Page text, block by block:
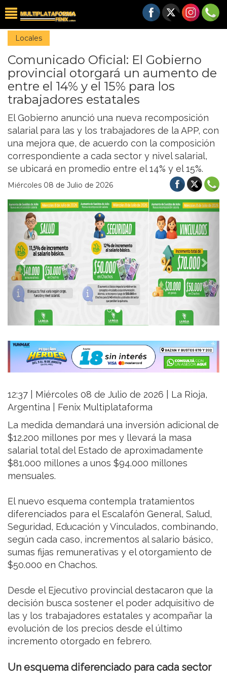
Locales
Comunicado Oficial: El Gobierno
provincial otorgará un aumento de
entre el 14% y el 15% para los
trabajadores estatales
El Gobierno anunció una nueva recomposición
salarial para las y los trabajadores de la APP, con
una mejora que, de acuerdo con la composición
correspondiente a cada sector y nivel salarial,
se ubicará en promedio entre el 14% y el 15%.
Miércoles 08 de Julio de 2026
Previous Next
12:37 | Miércoles 08 de Julio de 2026 | La Rioja,
Argentina | Fenix Multiplataforma
La medida demandará una inversión adicional de
$12.200 millones por mes y llevará la masa
salarial total del Estado de aproximadamente
$81.000 millones a unos $94.000 millones
mensuales.
El nuevo esquema contempla tratamientos
diferenciados para el Escalafón General, Salud,
Seguridad, Educación y Vinculados, combinando,
según cada caso, incrementos al salario básico,
sumas fijas remunerativas y el otorgamiento de
$50.000 en Chachos.
Desde el Ejecutivo provincial destacaron que la
decisión busca sostener el poder adquisitivo de
las y los trabajadores estatales y acompañar la
evolución de los precios desde el último
incremento otorgado en febrero.
Un esquema diferenciado para cada sector